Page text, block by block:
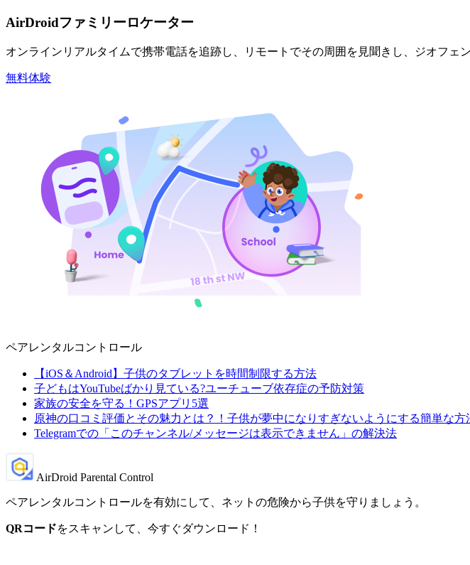
AirDroidファミリーロケーター
オンラインリアルタイムで携帯電話を追跡し、リモートでその周囲を見聞きし、ジオフェ
無料体験
ペアレンタルコントロール
【iOS＆Android】子供のタブレットを時間制限する方法
子どもはYouTubeばかり見ている?ユーチューブ依存症の予防対策
家族の安全を守る！GPSアプリ5選
原神の口コミ評価とその魅力とは？！子供が夢中になりすぎないようにする簡単な方
Telegramでの「このチャンネル/メッセージは表示できません」の解決法
AirDroid Parental Control
ペアレンタルコントロールを有効にして、ネットの危険から子供を守りましょう。
QRコードをスキャンして、今すぐダウンロード！